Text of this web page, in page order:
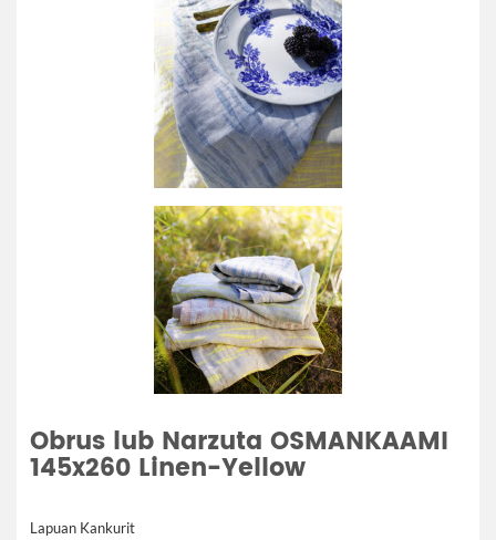
Obrus lub Narzuta OSMANKAAMI
145x260 Linen-Yellow
Lapuan Kankurit